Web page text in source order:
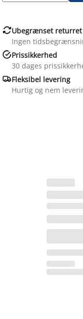
Ubegrænset returret
Ingen
Prissikkerhed
30 dages
Fleksibel levering
Hurtig og nem